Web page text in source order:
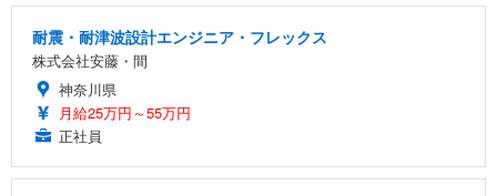
耐震・耐津波設計エンジニア・フレックス
株式会社安藤・間
神奈川県
月給25万円～55万円
正社員